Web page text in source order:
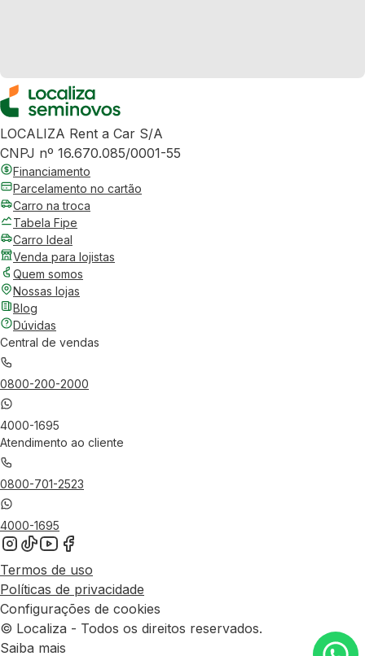
LOCALIZA Rent a Car S/A
CNPJ nº 16.670.085/0001-55
Financiamento
Parcelamento no cartão
Carro na troca
Tabela Fipe
Carro Ideal
Venda para lojistas
Quem somos
Nossas lojas
Blog
Dúvidas
Central de vendas
0800-200-2000
4000-1695
Atendimento ao cliente
0800-701-2523
4000-1695
Termos de uso
Políticas de privacidade
Configurações de cookies
© Localiza - Todos os direitos reservados.
Saiba mais